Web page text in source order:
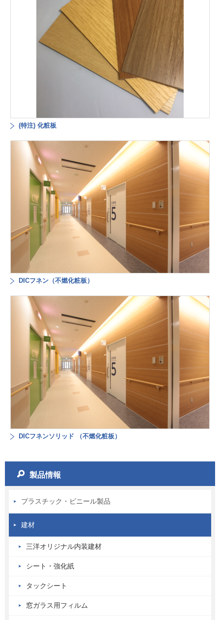
(特注) 化粧板
DICフネン（不燃化粧板）
DICフネンソリッド （不燃化粧板）
製品情報
プラスチック・ビニール製品
建材
三洋オリジナル内装建材
シート・強化紙
タックシート
窓ガラス用フィルム